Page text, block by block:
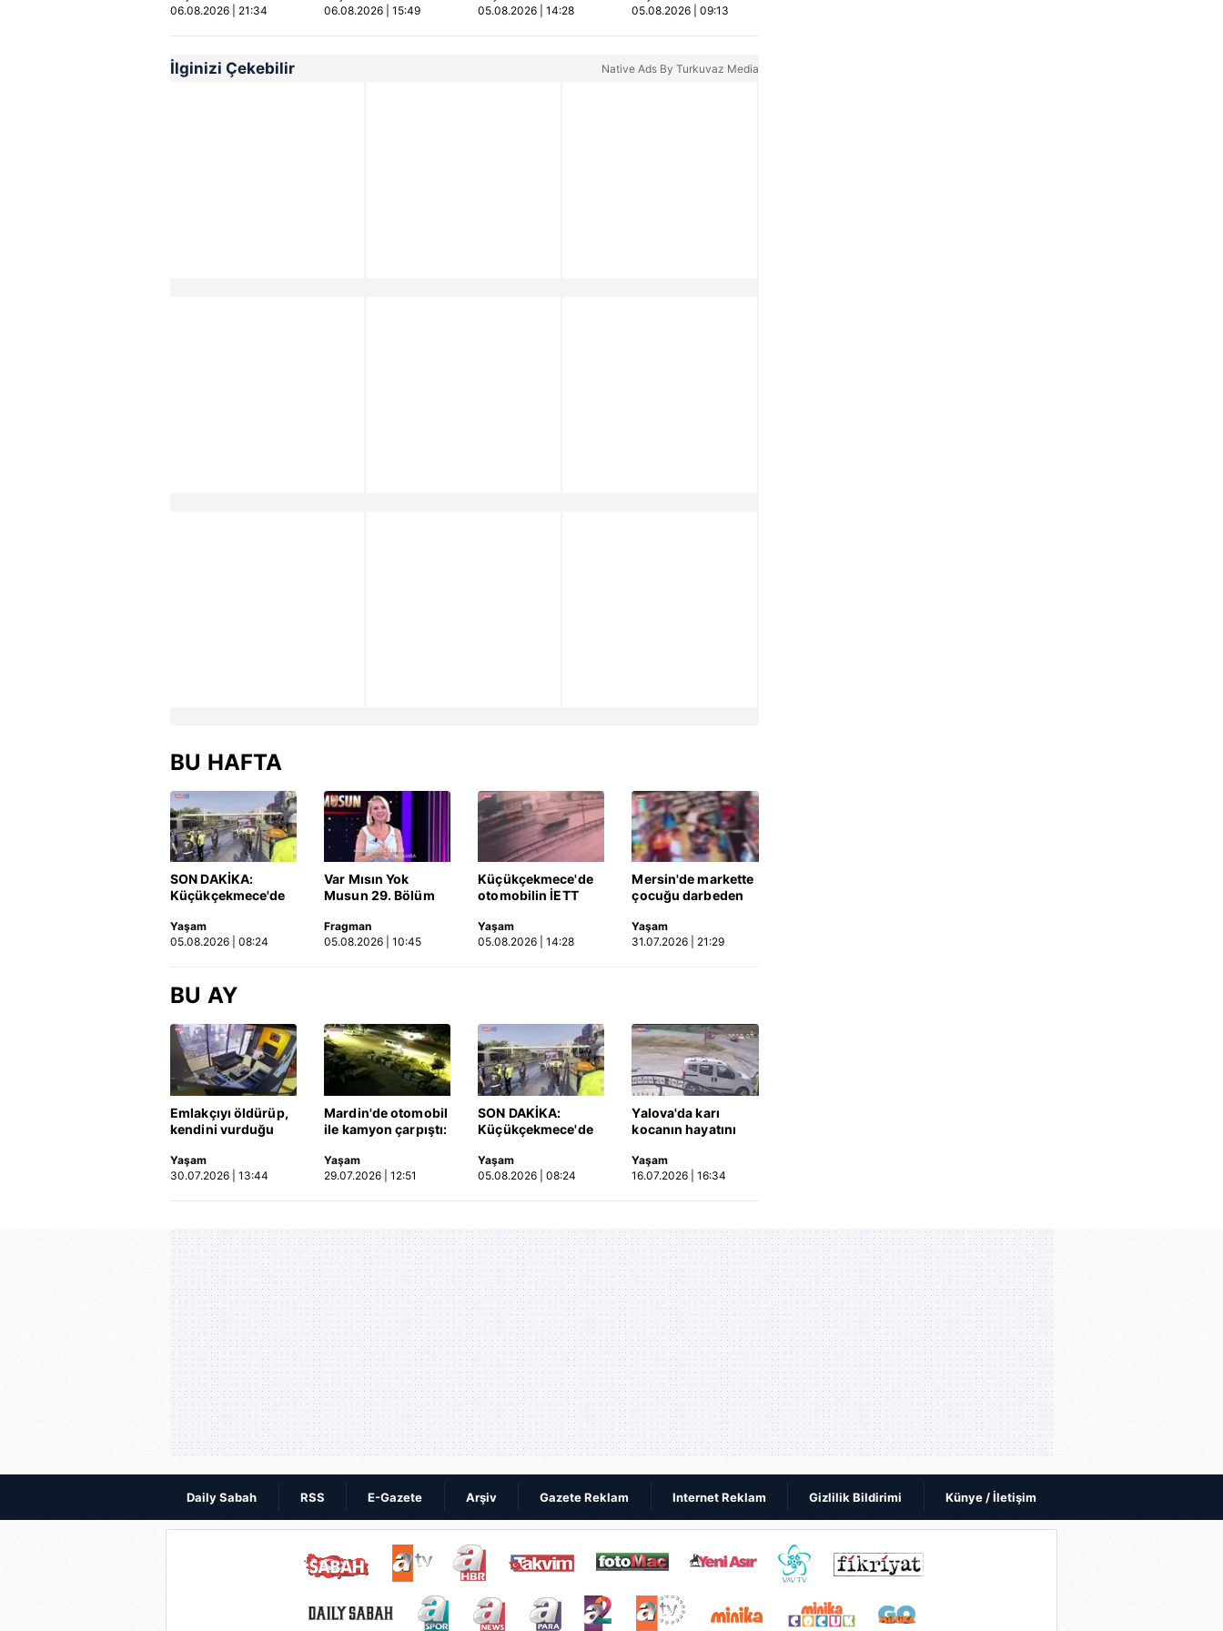
06.08.2026 | 21:34
Video
06.08.2026 | 15:49
Video
05.08.2026 | 14:28
kızları ağır
05.08.2026 | 09:13
İlginizi Çekebilir Native Ads By Turkuvaz Media
BU HAFTA
SON DAKİKA:
Küçükçekmece'de
Otomobil, İETT
otobüsüne çarptı: 3
Yaşam
05.08.2026 | 08:24
Var Mısın Yok
Musun 29. Bölüm
yayınlandı | Video
Fragman
05.08.2026 | 10:45
Küçükçekmece'de
otomobilin İETT
kaza kamerada |
Video
Yaşam
05.08.2026 | 14:28
Mersin'de markette
çocuğu darbeden
Yaşam
31.07.2026 | 21:29
BU AY
Emlakçıyı öldürüp,
kendini vurduğu
ortaya çıktı | Video
Yaşam
30.07.2026 | 13:44
Mardin'de otomobil
ile kamyon çarpıştı:
hayatını kaybetti!
Kaza anı kamerada
Yaşam
29.07.2026 | 12:51
SON DAKİKA:
Küçükçekmece'de
Otomobil, İETT
otobüsüne çarptı: 3
Yaşam
05.08.2026 | 08:24
Yalova'da karı
kocanın hayatını
motosiklet kazası
saniye saniye
Yaşam
16.07.2026 | 16:34
Daily Sabah RSS E-Gazete Arşiv Gazete Reklam Internet Reklam Gizlilik Bildirimi Künye / İletişim